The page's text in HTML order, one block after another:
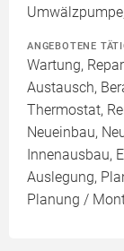
ANGEBOTENE
Wartung,
Austausch,
Thermostat,
Neueinbau,
Innenausbau,
Auslegung,
Planung /